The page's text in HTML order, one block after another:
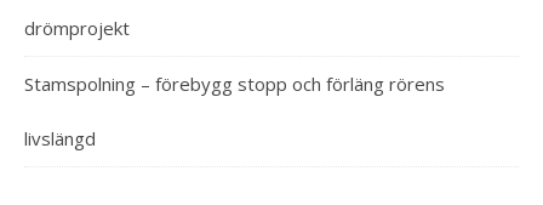
drömprojekt
Stamspolning – förebygg stopp och förläng rörens
livslängd